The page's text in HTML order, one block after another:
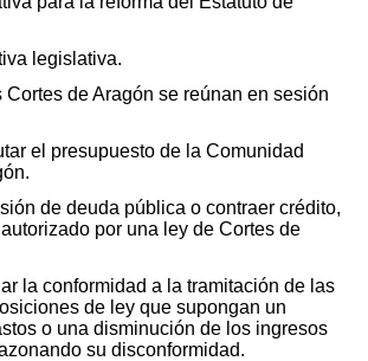
legislativa.
de Aragón se reúnan en sesión
el presupuesto de la Comunidad
de deuda pública o contraer crédito,
por una ley de Cortes de
la conformidad a la tramitación de las
de ley que supongan un
o una disminución de los ingresos
su disconformidad.